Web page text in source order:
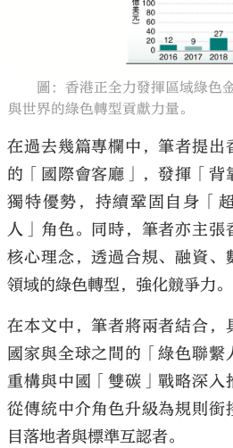
圖：香港正全力發揮區域綠色
與世界的綠色轉型貢獻力量。
在過去幾篇專欄中，筆者提出
的「國際會客廳」，發揮「背
獨特優勢，持續鞏固自身「
人」角色。同時，筆者亦主張
核心理念，透過合規、融資、
領域的綠色轉型，強化競爭力。
在本文中，筆者將兩者結合，
國家與全球之間的「綠色聯繫
重構與中國「雙碳」戰略深入
從傳統中介角色升級為規則銜
目落地者與標準互認者。